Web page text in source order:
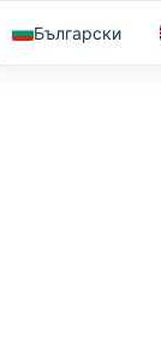
Български